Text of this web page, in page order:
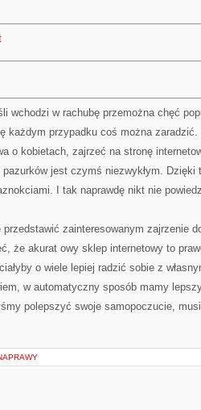
wchodzi w rachubę przemożna chęć
każdym przypadku coś można
o kobietach, zajrzeć na stronę
jest czymś niezwykłym. Dzięki
I tak naprawdę nikt nie
zainteresowanym zajrzenie
że akurat owy sklep internetowy to
o wiele lepiej radzić sobie z
w automatyczny sposób mamy
polepszyć swoje samopoczucie,